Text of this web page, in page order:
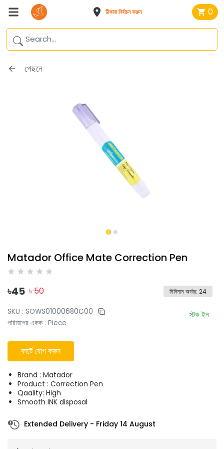
ঠিকানা নির্বাচন করুন 0
পেছনে
Matador Office Mate Correction Pen
৳45 ৳50 মিনিমাম অর্ডার: 24
SKU : SOWS01000680C00
পরিমাপের একক : Piece
স্টক ইন
কার্টে যোগ করুন
Brand : Matador
Product : Correction Pen
Qaality: High
Smooth INK disposal
Extended Delivery - Friday 14 August